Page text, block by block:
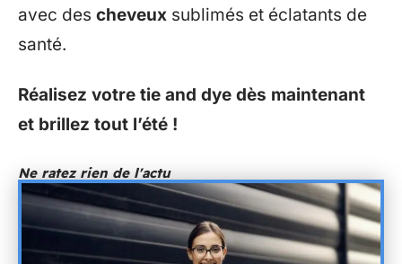
avec des cheveux sublimés et éclatants de
santé.
Réalisez votre tie and dye dès maintenant
et brillez tout l’été !
Ne ratez rien de l'actu